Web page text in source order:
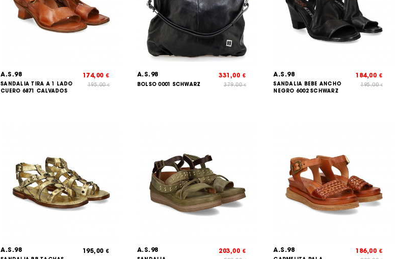
A.S.98
SANDALIA TIRA A 1 LADO
CUERO 6871 CALVADOS
174,00€
195,00€
A.S.98
BOLSO 0001 SCHWARZ
331,00 €
379,00€
A.S.98
SANDALIA BEBE ANCHO
NEGRO 6002 SCHWARZ
184,00 €
195,00€
A.S.98 195,00€ A.S.98 203,00 €
A.S.98 186,00 €